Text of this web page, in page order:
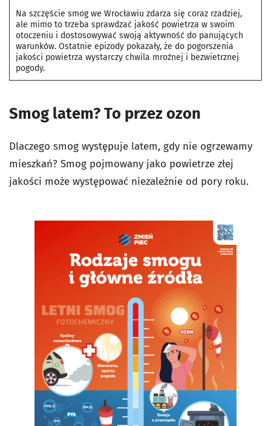
Na szczęście smog we Wrocławiu zdarza się coraz rzadziej,
ale mimo to trzeba sprawdzać jakość powietrza w swoim
otoczeniu i dostosowywać swoją aktywność do panujących
warunków. Ostatnie epizody pokazały, że do pogorszenia
jakości powietrza wystarczy chwila mroźnej i bezwietrznej
pogody.
Smog latem? To przez ozon
Dlaczego smog występuje latem, gdy nie ogrzewamy
mieszkań? Smog pojmowany jako powietrze złej
jakości może występować niezależnie od pory roku.